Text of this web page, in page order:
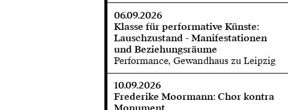
06.09.2026
Klasse für performative Künste:
Lauschzustand - Manifestationen
und Beziehungsräume
Performance, Gewandhaus zu Leipzig
10.09.2026
Frederike Moormann: Chor kontra